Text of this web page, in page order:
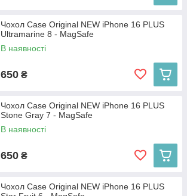
Чохол Case Original NEW iPhone 16 PLUS
Ultramarine 8 - MagSafe
В наявності
650 ₴
Чохол Case Original NEW iPhone 16 PLUS
Stone Gray 7 - MagSafe
В наявності
650 ₴
Чохол Case Original NEW iPhone 16 PLUS